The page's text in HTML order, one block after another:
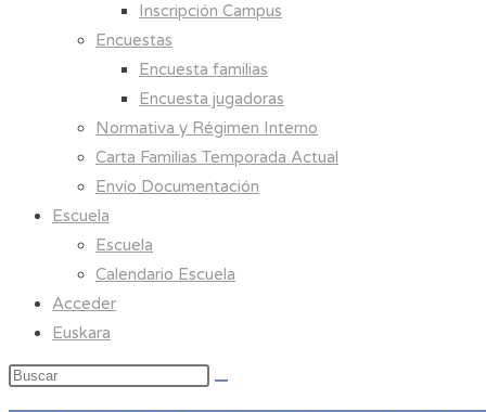
Inscripción Campus
Encuestas
Encuesta familias
Encuesta jugadoras
Normativa y Régimen Interno
Carta Familias Temporada Actual
Envío Documentación
Escuela
Escuela
Calendario Escuela
Acceder
Euskara